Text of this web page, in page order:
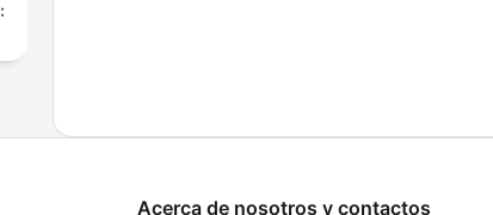
Acerca de nosotros y contactos